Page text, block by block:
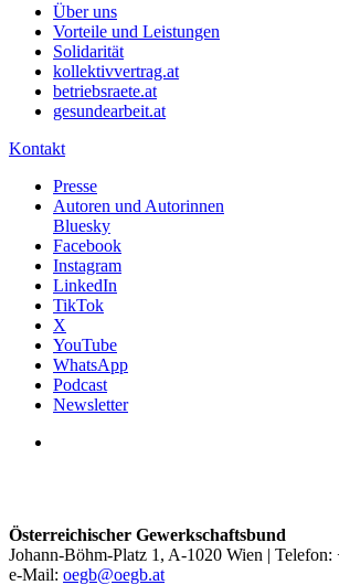
Über uns
Vorteile und Leistungen
Solidarität
kollektivvertrag.at
betriebsraete.at
gesundearbeit.at
Kontakt
Presse
Autoren und Autorinnen
Bluesky
Facebook
Instagram
LinkedIn
TikTok
X
YouTube
WhatsApp
Podcast
Newsletter
Österreichischer Gewerkschaftsbund
Johann-Böhm-Platz 1, A-1020 Wien | Telefon:
e-Mail: oegb@oegb.at